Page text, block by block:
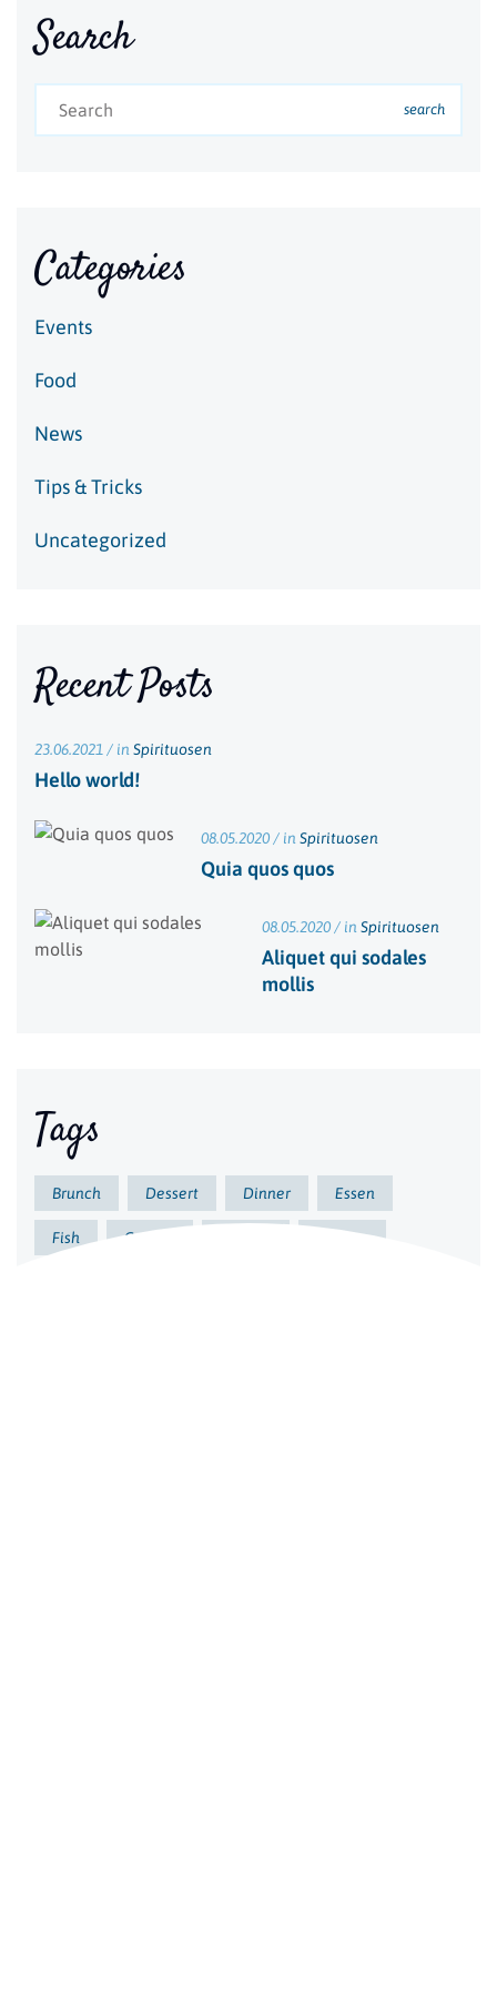
Search
search
Categories
Events
Food
News
Tips & Tricks
Uncategorized
Recent Posts
23.06.2021 / in Spirituosen
Hello world!
08.05.2020 / in Spirituosen
Quia quos quos
08.05.2020 / in Spirituosen
Aliquet qui sodales
mollis
Tags
Brunch Dessert Dinner Essen
Fish Gericht Kochen